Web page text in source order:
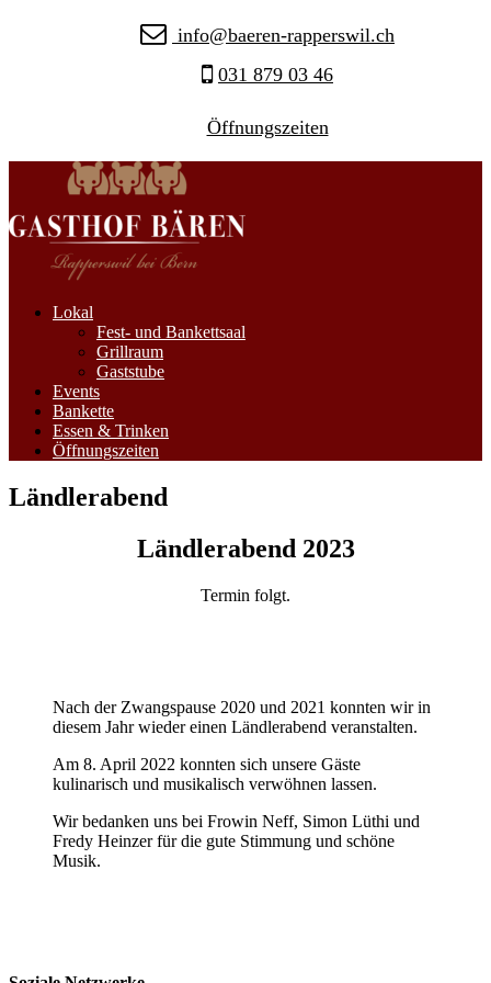
info@baeren-rapperswil.ch
031 879 03 46
Öffnungszeiten
Lokal
Fest- und Bankettsaal
Grillraum
Gaststube
Events
Bankette
Essen & Trinken
Öffnungszeiten
Ländlerabend
Ländlerabend 2023
Termin folgt.
Nach der Zwangspause 2020 und 2021 konnten wir in
diesem Jahr wieder einen Ländlerabend veranstalten.
Am 8. April 2022 konnten sich unsere Gäste
kulinarisch und musikalisch verwöhnen lassen.
Wir bedanken uns bei Frowin Neff, Simon Lüthi und
Fredy Heinzer für die gute Stimmung und schöne
Musik.